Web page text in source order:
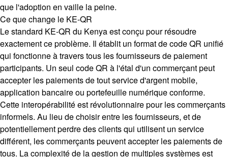
que l'adoption en vaille la peine.
Ce que change le KE-QR
Le standard KE-QR du Kenya est conçu pour résoudre
exactement ce problème. Il établit un format de code QR unifié
qui fonctionne à travers tous les fournisseurs de paiement
participants. Un seul code QR à l'étal d'un commerçant peut
accepter les paiements de tout service d'argent mobile,
application bancaire ou portefeuille numérique conforme.
Cette interopérabilité est révolutionnaire pour les commerçants
informels. Au lieu de choisir entre les fournisseurs, et de
potentiellement perdre des clients qui utilisent un service
différent, les commerçants peuvent accepter les paiements de
tous. La complexité de la gestion de multiples systèmes est